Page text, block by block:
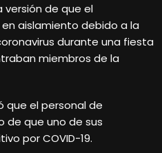
versión de que el
aislamiento debido a la
durante una fiesta
miembros de la
que el personal de
de que uno de sus
por COVID-19.